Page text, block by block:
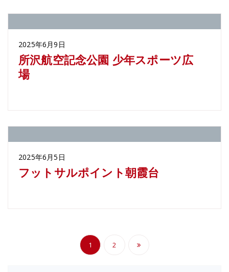
2025年6月9日
所沢航空記念公園 少年スポーツ広
場
2025年6月5日
フットサルポイント朝霞台
投
1 2